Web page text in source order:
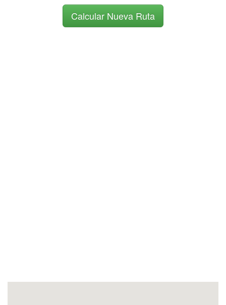
Calcular Nueva Ruta